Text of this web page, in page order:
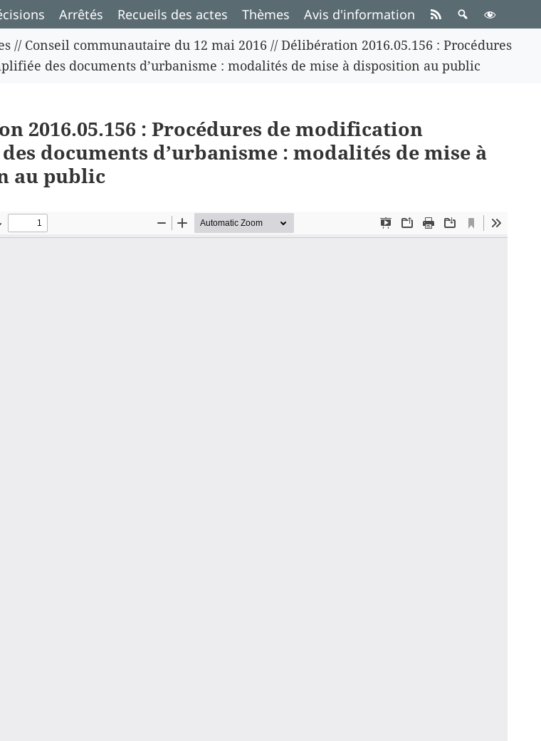
Arrêtés Recueils des actes Thèmes
Avis d'information
// Conseil communautaire du 12 mai 2016 //Délibération 2016.05.156 : Procédures
des documents d’urbanisme : modalités de mise à disposition au public
2016.05.156 : Procédures de modification
documents d’urbanisme : modalités de mise à
au public